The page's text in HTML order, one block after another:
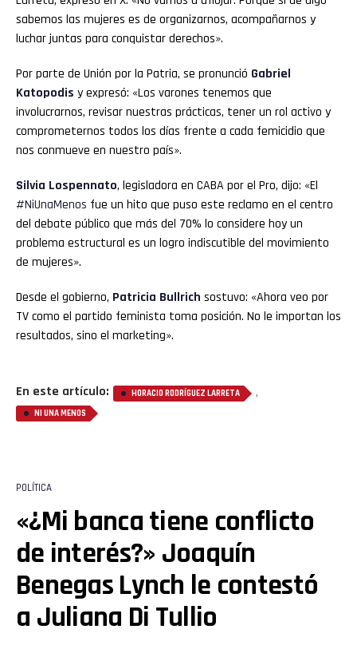
sabemos las mujeres es de organizarnos, acompañarnos y
luchar juntas para conquistar derechos».
Por parte de Unión por la Patria, se pronunció Gabriel
Katopodis y expresó: «Los varones tenemos que
involucrarnos, revisar nuestras prácticas, tener un rol activo y
comprometernos todos los días frente a cada femicidio que
nos conmueve en nuestro país».
Silvia Lospennato, legisladora en CABA por el Pro, dijo: «El
#NiUnaMenos fue un hito que puso este reclamo en el centro
del debate público que más del 70% lo considere hoy un
problema estructural es un logro indiscutible del movimiento
de mujeres».
Desde el gobierno, Patricia Bullrich sostuvo: «Ahora veo por
TV como el partido feminista toma posición. No le importan los
resultados, sino el marketing».
En este artículo: HORACIO RODRÍGUEZ LARRETA ,
NI UNA MENOS
POLÍTICA
«¿Mi banca tiene conflicto
de interés?» Joaquín
Benegas Lynch le contestó
a Juliana Di Tullio